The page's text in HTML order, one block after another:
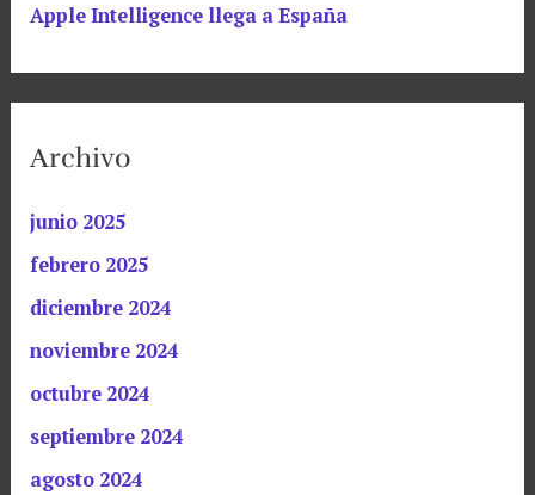
Apple Intelligence llega a España
Archivo
junio 2025
febrero 2025
diciembre 2024
noviembre 2024
octubre 2024
septiembre 2024
agosto 2024